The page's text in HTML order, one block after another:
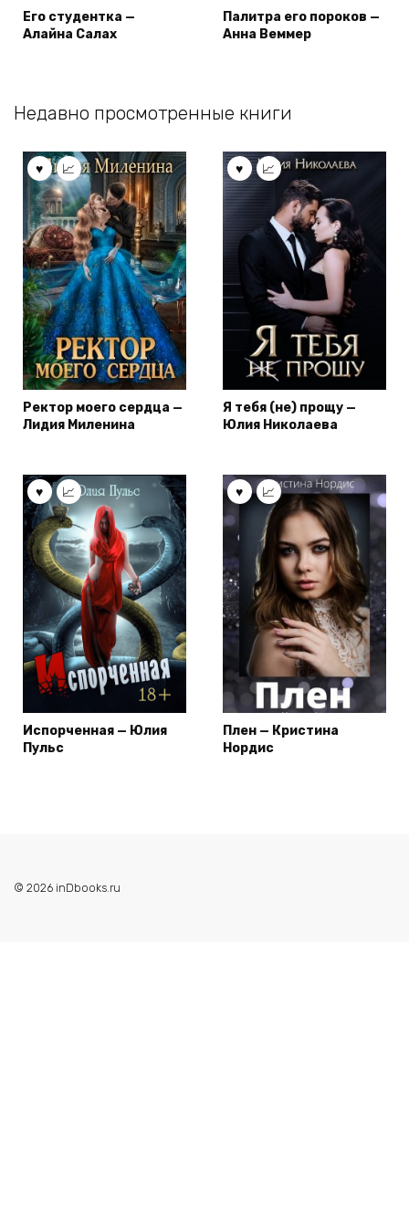
Его студентка —
Алайна Салах
Палитра его пороков —
Анна Веммер
Недавно просмотренные книги
Ректор моего сердца —
Лидия Миленина
Я тебя (не) прощу —
Юлия Николаева
Испорченная — Юлия
Пульс
Плен — Кристина
Нордис
© 2026 inDbooks.ru